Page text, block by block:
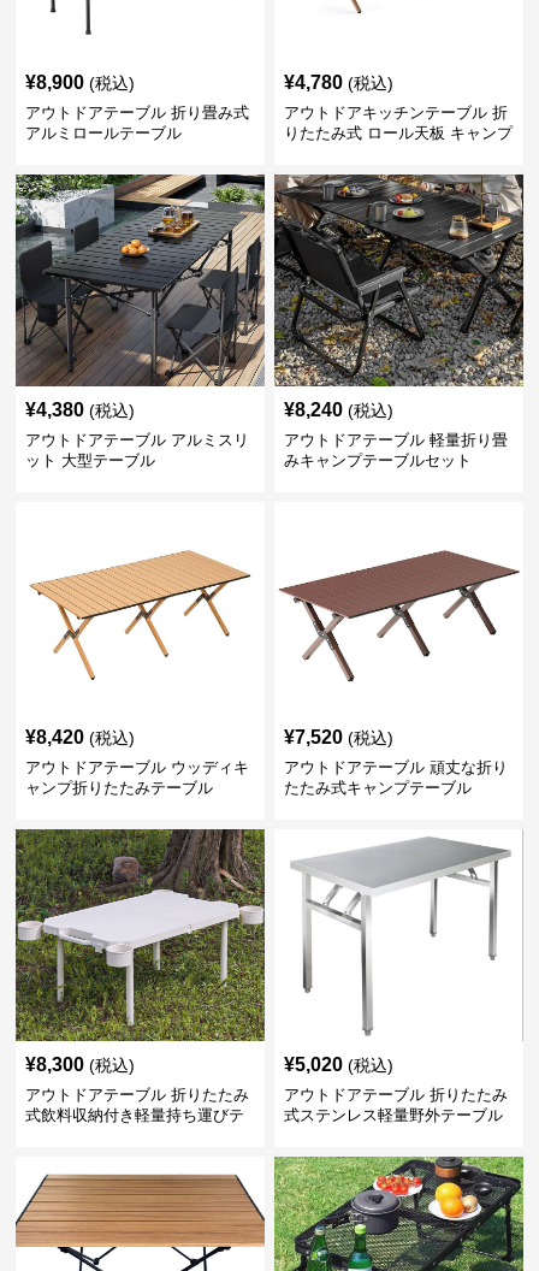
¥8,900 (税込)
アウトドアテーブル 折り畳み式
アルミロールテーブル
¥4,780 (税込)
アウトドアキッチンテーブル 折
りたたみ式 ロール天板 キャンプ
¥4,380 (税込)
アウトドアテーブル アルミスリ
ット 大型テーブル
¥8,240 (税込)
アウトドアテーブル 軽量折り畳
みキャンプテーブルセット
¥8,420 (税込)
アウトドアテーブル ウッディキ
ャンプ折りたたみテーブル
¥7,520 (税込)
アウトドアテーブル 頑丈な折り
たたみ式キャンプテーブル
¥8,300 (税込)
アウトドアテーブル 折りたたみ
式飲料収納付き軽量持ち運びテ
¥5,020 (税込)
アウトドアテーブル 折りたたみ
式ステンレス軽量野外テーブル